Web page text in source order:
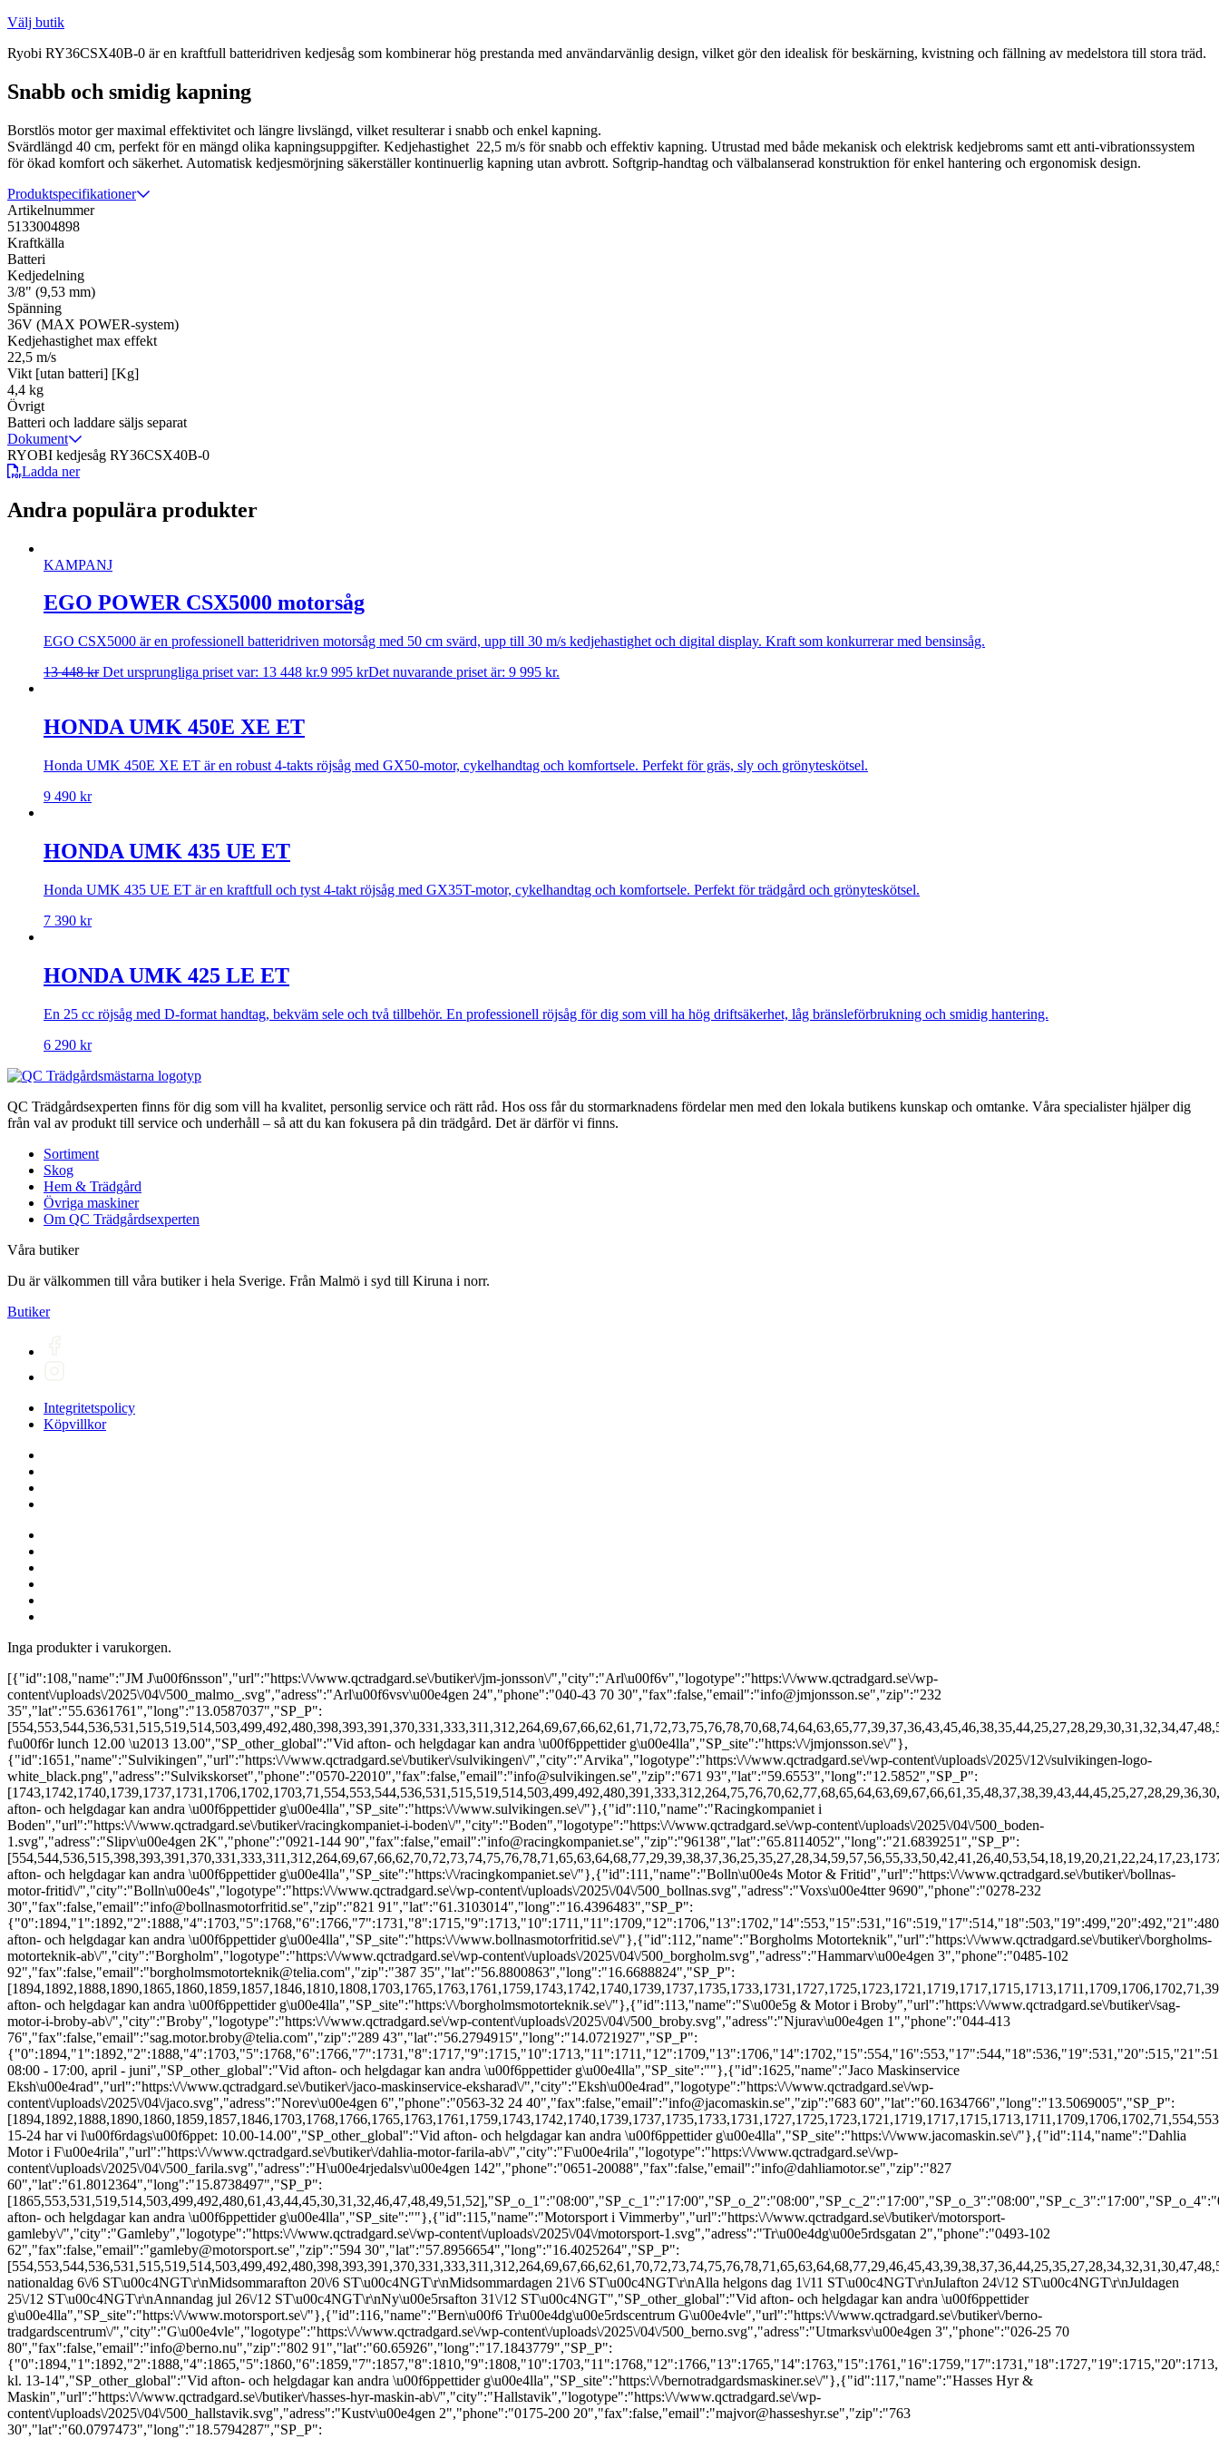
Välj butik
Ryobi RY36CSX40B-0 är en kraftfull batteridriven kedjesåg som kombinerar hög prestanda med användarvänlig design, vilket gör den idealisk för beskärning, kvistning och fällning av medelstora till stora träd.
Snabb och smidig kapning
Borstlös motor ger maximal effektivitet och längre livslängd, vilket resulterar i snabb och enkel kapning.
Svärdlängd 40 cm, perfekt för en mängd olika kapningsuppgifter. Kedjehastighet 22,5 m/s för snabb och effektiv kapning. Utrustad med både mekanisk och elektrisk kedjebroms samt ett anti-vibrationssystem
för ökad komfort och säkerhet. Automatisk kedjesmörjning säkerställer kontinuerlig kapning utan avbrott. Softgrip-handtag och välbalanserad konstruktion för enkel hantering och ergonomisk design.
Produktspecifikationer
Artikelnummer
5133004898
Kraftkälla
Batteri
Kedjedelning
3/8" (9,53 mm)
Spänning
36V (MAX POWER-system)
Kedjehastighet max effekt
22,5 m/s
Vikt [utan batteri] [Kg]
4,4 kg
Övrigt
Batteri och laddare säljs separat
Dokument
RYOBI kedjesåg RY36CSX40B-0
Ladda ner
Andra populära produkter
KAMPANJ
EGO POWER CSX5000 motorsåg
EGO CSX5000 är en professionell batteridriven motorsåg med 50 cm svärd, upp till 30 m/s kedjehastighet och digital display. Kraft som konkurrerar med bensinsåg.
13 448kr Det ursprungliga priset var: 13 448 kr.9 995 krDet nuvarande priset är: 9 995 kr.
HONDA UMK 450E XE ET
Honda UMK 450E XE ET är en robust 4-takts röjsåg med GX50-motor, cykelhandtag och komfortsele. Perfekt för gräs, sly och grönyteskötsel.
9 490 kr
HONDA UMK 435 UE ET
Honda UMK 435 UE ET är en kraftfull och tyst 4-takt röjsåg med GX35T-motor, cykelhandtag och komfortsele. Perfekt för trädgård och grönyteskötsel.
7 390 kr
HONDA UMK 425 LE ET
En 25 cc röjsåg med D-format handtag, bekväm sele och två tillbehör. En professionell röjsåg för dig som vill ha hög driftsäkerhet, låg bränsleförbrukning och smidig hantering.
6 290 kr
QC Trädgårdsexperten finns för dig som vill ha kvalitet, personlig service och rätt råd. Hos oss får du stormarknadens fördelar men med den lokala butikens kunskap och omtanke. Våra specialister hjälper dig
från val av produkt till service och underhåll – så att du kan fokusera på din trädgård. Det är därför vi finns.
Sortiment
Skog
Hem & Trädgård
Övriga maskiner
Om QC Trädgårdsexperten
Våra butiker
Du är välkommen till våra butiker i hela Sverige. Från Malmö i syd till Kiruna i norr.
Butiker
Integritetspolicy
Köpvillkor
Inga produkter i varukorgen.
[{"id":108,"name":"JM J\u00f6nsson","url":"https:\/\/www.qctradgard.se\/butiker\/jm-jonsson\/","city":"Arl\u00f6v","logotype":"https:\/\/www.qctradgard.se\/wp-content\/uploads\/2025\/04\/500_malmo_.svg","adress":"Arl\u00f6vsv\u00e4gen 24","phone":"040-43 70 30","fax":false,"email":"info@jmjonsson.se","zip":"232 35","lat":"55.6361761","long":"13.0587037","SP_P":[554,553,544,536,531,515,519,514,503,499,492,480,398,393,391,370,331,333,311,312,264,69,67,66,62,61,71,72,73,75,76,78,70,68,74,64,63,65,77,39,37,36,43,45,46,38,35,44,25,27,28,29,30,31,32,34,47,48,57,56,55,54,42,41,40,33,59,26,49,51,52,53,58,60,50,18,19,20,21,22,24,17,23,1737,1739,1740,1742,1743,1761,1759,1763,1765,1766,1768,1703,1892,1890,1862,1861,1855,1853,1849,1719,1727,1725,1723,1733,1735,1721],"SP_o_1":"08:00","SP_c_1":"17:00","SP_o_2":"08:00","SP_c_2":"17:00","SP_o_3":"08:00","SP_c_3":"17:00","SP_o_4":"08:00","SP_c_4":"17:00","SP_o_5":"08:00","SP_c_5":"17:00","SP_o_6":"","SP_c_6":"","SP_o_7":"","SP_c_7":"","SP_other":"St\u00e4ngt f\u00f6r lunch 12.00 \u2013 13.00","SP_other_global":"Vid afton- och helgdagar kan andra \u00f6ppettider g\u00e4lla","SP_site":"https:\/\/jmjonsson.se\/"},{"id":1651,"name":"Sulvikingen","url":"https:\/\/www.qctradgard.se\/butiker\/sulvikingen\/","city":"Arvika","logotype":"https:\/\/www.qctradgard.se\/wp-content\/uploads\/2025\/12\/sulvikingen-logo-white_black.png","adress":"Sulvikskorset","phone":"0570-22010","fax":false,"email":"info@sulvikingen.se","zip":"671 93","lat":"59.6553","long":"12.5852","SP_P":[1743,1742,1740,1739,1737,1731,1706,1702,1703,71,554,553,544,536,531,515,519,514,503,499,492,480,391,333,312,264,75,76,70,62,77,68,65,64,63,69,67,66,61,35,48,37,38,39,43,44,45,25,27,28,29,36,30,31,32,34,46,47,41,42,50,54,59,33,40,49,51,52,53,58,60,18,19,20,21,22,23,17,24,1761,1759,1763,1765,1766,1768,1892],"SP_o_1":"09:00","SP_c_1":"18:00","SP_o_2":"09:00","SP_c_2":"18:00","SP_o_3":"09:00","SP_c_3":"18:00","SP_o_4":"09:00","SP_c_4":"18:00","SP_o_5":"09:00","SP_c_5":"18:00","SP_o_6":"10:00","SP_c_6":"14:00","SP_o_7":"","SP_c_7":"","SP_other":"","SP_other_global":"Vid afton- och helgdagar kan andra \u00f6ppettider g\u00e4lla","SP_site":"https:\/\/www.sulvikingen.se\/"},{"id":110,"name":"Racingkompaniet i Boden","url":"https:\/\/www.qctradgard.se\/butiker\/racingkompaniet-i-boden\/","city":"Boden","logotype":"https:\/\/www.qctradgard.se\/wp-content\/uploads\/2025\/04\/500_boden-1.svg","adress":"Slipv\u00e4gen 2K","phone":"0921-144 90","fax":false,"email":"info@racingkompaniet.se","zip":"96138","lat":"65.8114052","long":"21.6839251","SP_P":[554,544,536,515,398,393,391,370,331,333,311,312,264,69,67,66,62,70,72,73,74,75,76,78,71,65,63,64,68,77,29,39,38,37,36,25,35,27,28,34,59,57,56,55,33,50,42,41,26,40,53,54,18,19,20,21,22,24,17,23,1737,1739,1740,1742,1743,1761,1759,1763,1765,1766,1768,1703,1892,1890],"SP_o_1":"08:00","SP_c_1":"17:00","SP_o_2":"08:00","SP_c_2":"17:00","SP_o_3":"08:00","SP_c_3":"17:00","SP_o_4":"08:00","SP_c_4":"17:00","SP_o_5":"08:00","SP_c_5":"17:00","SP_o_6":"10:00","SP_c_6":"14:00","SP_o_7":"","SP_c_7":"","SP_other":"","SP_other_global":"Vid afton- och helgdagar kan andra \u00f6ppettider g\u00e4lla","SP_site":"https:\/\/racingkompaniet.se\/"},{"id":111,"name":"Bolln\u00e4s Motor & Fritid","url":"https:\/\/www.qctradgard.se\/butiker\/bollnas-motor-fritid\/","city":"Bolln\u00e4s","logotype":"https:\/\/www.qctradgard.se\/wp-content\/uploads\/2025\/04\/500_bollnas.svg","adress":"Voxs\u00e4tter 9690","phone":"0278-232 30","fax":false,"email":"info@bollnasmotorfritid.se","zip":"821 91","lat":"61.3103014","long":"16.4396483","SP_P":{"0":1894,"1":1892,"2":1888,"4":1703,"5":1768,"6":1766,"7":1731,"8":1715,"9":1713,"10":1711,"11":1709,"12":1706,"13":1702,"14":553,"15":531,"16":519,"17":514,"18":503,"19":499,"20":492,"21":480,"22":331,"23":333,"24":311,"25":312,"26":264,"27":61,"28":78,"29":43,"30":44,"31":45,"32":59,"33":32,"34":31,"35":30,"36":29,"37":46,"38":47,"39":48,"40":56,"41":55,"42":54,"43":50,"44":42,"45":40,"46":33,"47":26,"48":41,"49":57,"50":49,"51":51,"52":52,"53":53,"54":58,"55":60,"56":18,"57":19,"58":20,"59":21,"60":22,"61":23,"62":17,"63":24},"SP_o_1":"08:00","SP_c_1":"17:00","SP_o_2":"08:00","SP_c_2":"17:00","SP_o_3":"08:00","SP_c_3":"17:00","SP_o_4":"08:00","SP_c_4":"17:00","SP_o_5":"08:00","SP_c_5":"17:00","SP_o_6":"10:00","SP_c_6":"14:00","SP_o_7":"","SP_c_7":"","SP_other":"","SP_other_global":"Vid afton- och helgdagar kan andra \u00f6ppettider g\u00e4lla","SP_site":"https:\/\/www.bollnasmotorfritid.se\/"},{"id":112,"name":"Borgholms Motorteknik","url":"https:\/\/www.qctradgard.se\/butiker\/borgholms-motorteknik-ab\/","city":"Borgholm","logotype":"https:\/\/www.qctradgard.se\/wp-content\/uploads\/2025\/04\/500_borgholm.svg","adress":"Hammarv\u00e4gen 3","phone":"0485-102 92","fax":false,"email":"borgholmsmotorteknik@telia.com","zip":"387 35","lat":"56.8800863","long":"16.6688824","SP_P":[1894,1892,1888,1890,1865,1860,1859,1857,1846,1810,1808,1703,1765,1763,1761,1759,1743,1742,1740,1739,1737,1735,1733,1731,1727,1725,1723,1721,1719,1717,1715,1713,1711,1709,1706,1702,71,398,393,391,370,331,333,311,312,264,78,76,75,74,73,72,59,29,56,55,54,50,42,40,33,26,41,57,18,22,23,24],"SP_o_1":"09:00","SP_c_1":"18:00","SP_o_2":"09:00","SP_c_2":"18:00","SP_o_3":"09:00","SP_c_3":"18:00","SP_o_4":"09:00","SP_c_4":"18:00","SP_o_5":"09:00","SP_c_5":"18:00","SP_o_6":"10:00","SP_c_6":"14:00","SP_o_7":"","SP_c_7":"","SP_other":"","SP_other_global":"Vid afton- och helgdagar kan andra \u00f6ppettider g\u00e4lla","SP_site":"https:\/\/borgholmsmotorteknik.se\/"},{"id":113,"name":"S\u00e5g & Motor i Broby","url":"https:\/\/www.qctradgard.se\/butiker\/sag-motor-i-broby-ab\/","city":"Broby","logotype":"https:\/\/www.qctradgard.se\/wp-content\/uploads\/2025\/04\/500_broby.svg","adress":"Njurav\u00e4gen 1","phone":"044-413 76","fax":false,"email":"sag.motor.broby@telia.com","zip":"289 43","lat":"56.2794915","long":"14.0721927","SP_P":{"0":1894,"1":1892,"2":1888,"4":1703,"5":1768,"6":1766,"7":1731,"8":1717,"9":1715,"10":1713,"11":1711,"12":1709,"13":1706,"14":1702,"15":554,"16":553,"17":544,"18":536,"19":531,"20":515,"21":519,"22":514,"23":503,"24":499,"25":492,"26":480,"27":370,"28":331,"29":333,"30":311,"31":312,"32":264,"33":70,"34":68,"35":65,"36":61,"37":78,"38":62,"39":66,"40":67,"41":69,"42":74,"43":73,"44":72,"45":43,"46":44,"47":45,"48":59,"49":32,"50":31,"51":30,"52":29,"53":46,"54":47,"55":48,"56":56,"57":55,"58":54,"59":50,"60":42,"61":40,"62":33,"63":26,"64":41,"65":57,"66":49,"67":51,"68":52,"69":53,"70":58,"71":60,"72":18,"73":22,"74":23,"75":24},"SP_o_1":"08:00","SP_c_1":"17:00","SP_o_2":"08:00","SP_c_2":"17:00","SP_o_3":"08:00","SP_c_3":"17:00","SP_o_4":"08:00","SP_c_4":"17:00","SP_o_5":"08:00","SP_c_5":"17:00","SP_o_6":"","SP_c_6":"","SP_o_7":"","SP_c_7":"","SP_other":"L\u00f6rdags\u00f6ppet 08:00 - 17:00, april - juni","SP_other_global":"Vid afton- och helgdagar kan andra \u00f6ppettider g\u00e4lla","SP_site":""},{"id":1625,"name":"Jaco Maskinservice Eksh\u00e4rad","url":"https:\/\/www.qctradgard.se\/butiker\/jaco-maskinservice-eksharad\/","city":"Eksh\u00e4rad","logotype":"https:\/\/www.qctradgard.se\/wp-content\/uploads\/2025\/04\/jaco.svg","adress":"Norev\u00e4gen 6","phone":"0563-32 24 40","fax":false,"email":"info@jacomaskin.se","zip":"683 60","lat":"60.1634766","long":"13.5069005","SP_P":[1894,1892,1888,1890,1860,1859,1857,1846,1703,1768,1766,1765,1763,1761,1759,1743,1742,1740,1739,1737,1735,1733,1731,1727,1725,1723,1721,1719,1717,1715,1713,1711,1709,1706,1702,71,554,553,544,536,531,515,519,514,503,499,492,480,398,393,391,370,331,333,311,312,264,70,77,68,65,61,78,62,66,67,69,76,75,74,73,72,36,37,38,39,43,44,45,59,35,27,34,32,31,25,30,29,28,46,47,48,56,55,54,50,42,40,33,26,41,57,49,51,52,53,58,60,18,19,20,21,22,23,17,24],"SP_o_1":"07:00","SP_c_1":"17:00","SP_o_2":"07:00","SP_c_2":"17:00","SP_o_3":"07:00","SP_c_3":"17:00","SP_o_4":"07:00","SP_c_4":"17:00","SP_o_5":"07:00","SP_c_5":"17:00","SP_o_6":"","SP_c_6":"","SP_o_7":"","SP_c_7":"","SP_other":"Vecka 15-24 har vi l\u00f6rdags\u00f6ppet: 10.00-14.00","SP_other_global":"Vid afton- och helgdagar kan andra \u00f6ppettider g\u00e4lla","SP_site":"https:\/\/www.jacomaskin.se\/"},{"id":114,"name":"Dahlia Motor i F\u00e4rila","url":"https:\/\/www.qctradgard.se\/butiker\/dahlia-motor-farila-ab\/","city":"F\u00e4rila","logotype":"https:\/\/www.qctradgard.se\/wp-content\/uploads\/2025\/04\/500_farila.svg","adress":"H\u00e4rjedalsv\u00e4gen 142","phone":"0651-20088","fax":false,"email":"info@dahliamotor.se","zip":"827 60","lat":"61.8012364","long":"15.8738497","SP_P":[1865,553,531,519,514,503,499,492,480,61,43,44,45,30,31,32,46,47,48,49,51,52],"SP_o_1":"08:00","SP_c_1":"17:00","SP_o_2":"08:00","SP_c_2":"17:00","SP_o_3":"08:00","SP_c_3":"17:00","SP_o_4":"08:00","SP_c_4":"17:00","SP_o_5":"08:00","SP_c_5":"17:00","SP_o_6":"","SP_c_6":"","SP_o_7":"","SP_c_7":"","SP_other":"","SP_other_global":"Vid afton- och helgdagar kan andra \u00f6ppettider g\u00e4lla","SP_site":""},{"id":115,"name":"Motorsport i Vimmerby","url":"https:\/\/www.qctradgard.se\/butiker\/motorsport-gamleby\/","city":"Gamleby","logotype":"https:\/\/www.qctradgard.se\/wp-content\/uploads\/2025\/04\/motorsport-1.svg","adress":"Tr\u00e4dg\u00e5rdsgatan 2","phone":"0493-102 62","fax":false,"email":"gamleby@motorsport.se","zip":"594 30","lat":"57.8956654","long":"16.4025264","SP_P":[554,553,544,536,531,515,519,514,503,499,492,480,398,393,391,370,331,333,311,312,264,69,67,66,62,61,70,72,73,74,75,76,78,71,65,63,64,68,77,29,46,45,43,39,38,37,36,44,25,35,27,28,34,32,31,30,47,48,59,57,56,55,33,50,42,41,26,40,49,51,52,53,58,60,54,18,19,20,21,22,24,17,23,1737,1739,1740,1742,1743,1761,1759,1763,1765,1766,1768,1703,1892],"SP_o_1":"08:00","SP_c_1":"17:00","SP_o_2":"08:00","SP_c_2":"17:00","SP_o_3":"08:00","SP_c_3":"17:00","SP_o_4":"08:00","SP_c_4":"17:00","SP_o_5":"08:00","SP_c_5":"17:00","SP_o_6":"","SP_c_6":"","SP_o_7":"","SP_c_7":"","SP_other":"Sveriges nationaldag 6\/6 ST\u00c4NGT\r\nMidsommarafton 20\/6 ST\u00c4NGT